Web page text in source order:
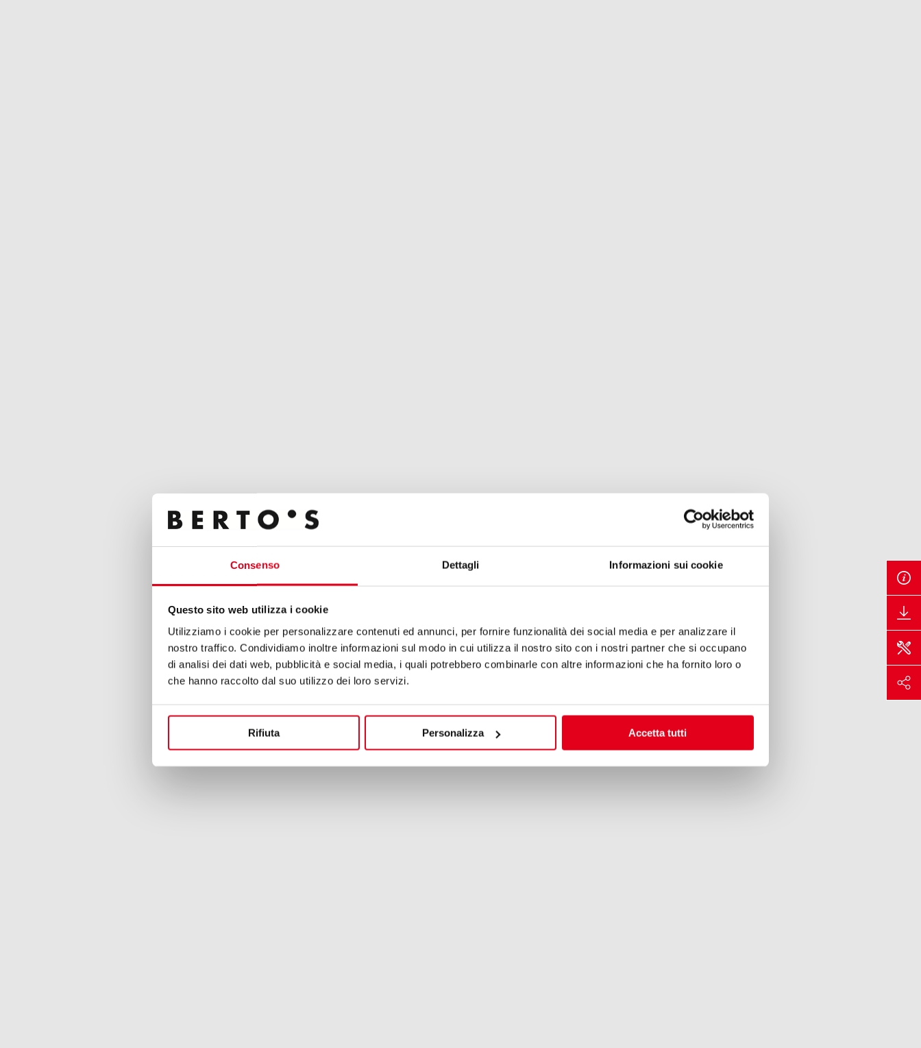
Consenso Dettagli Informazioni sui cookie
Questo sito web utilizza i cookie
Utilizziamo i cookie per personalizzare contenuti ed annunci, per fornire funzionalità dei social media e per analizzare il
nostro traffico. Condividiamo inoltre informazioni sul modo in cui utilizza il nostro sito con i nostri partner che si occupano
di analisi dei dati web, pubblicità e social media, i quali potrebbero combinarle con altre informazioni che ha fornito loro o
che hanno raccolto dal suo utilizzo dei loro servizi.
Rifiuta Personalizza Accetta tutti